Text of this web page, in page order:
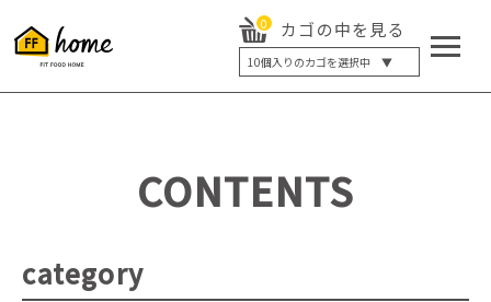
0 カゴの中を見る
10個入りのカゴを選択中 ▼
5個入り
20個入り
最大12%OFF
CONTENTS
category